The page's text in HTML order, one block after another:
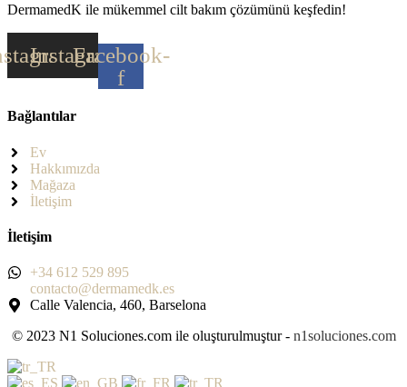
DermamedK ile mükemmel cilt bakım çözümünü keşfedin!
Instagram
Facebook-
f
Bağlantılar
Ev
Hakkımızda
Mağaza
İletişim
İletişim
+34 612 529 895
contacto@dermamedk.es
Calle Valencia, 460, Barselona
© 2023 N1 Soluciones.com ile oluşturulmuştur - n1soluciones.com